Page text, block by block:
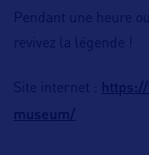
Pendant une heure
revivez la légende !
Site internet :
museum/